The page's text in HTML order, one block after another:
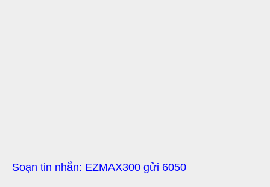
Soạn tin nhắn: EZMAX300 gửi 6050